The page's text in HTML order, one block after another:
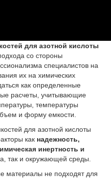
для азотной кислоты
со стороны
специалистов на
их на химических
как определенные
расчеты, учитывающие
температуры
и форму емкости.
для азотной кислоты
как надежность,
инертность и
так и окружающей среды.
материалы не подходят для